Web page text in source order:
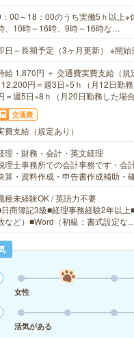
00～18：00のうち実働5ｈ以上※
、10時～16時、9時～16時な…
日～長期予定（3ヶ月更新） ※開始
給 1,870円 ＋ 交通費実費支給（規
円＝週3日×5ｈ（月12日勤
＝週5日×8ｈ（月20日勤務した場合
交通費
費支給（規定あり）
理・財務・会計・英文経理
理士事務所での会計事務です・会
算・資料作成・申告書作成補助・
種未経験OK / 英語力不要
商簿記3級■経理事務経験2年以
など）■Word（初級：書式設定な
女性
活気がある